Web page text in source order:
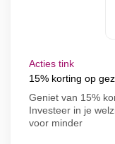
Acties tink
15% korting op
Geniet van 15%
Investeer in je
voor minder